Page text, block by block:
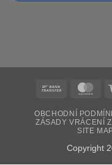
Bank
OBCHODNÍ
ZÁSADY VRÁCENÍ
SITE
Copyright